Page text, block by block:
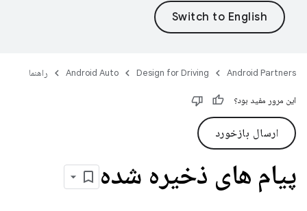
Android Partners
Design for Driving
Android Auto راهنما
این مرور مفید بود؟
ارسال بازخورد
پیام های ذخیره شده